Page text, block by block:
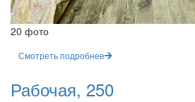
20 фото
Смотреть подробнее
Рабочая, 250